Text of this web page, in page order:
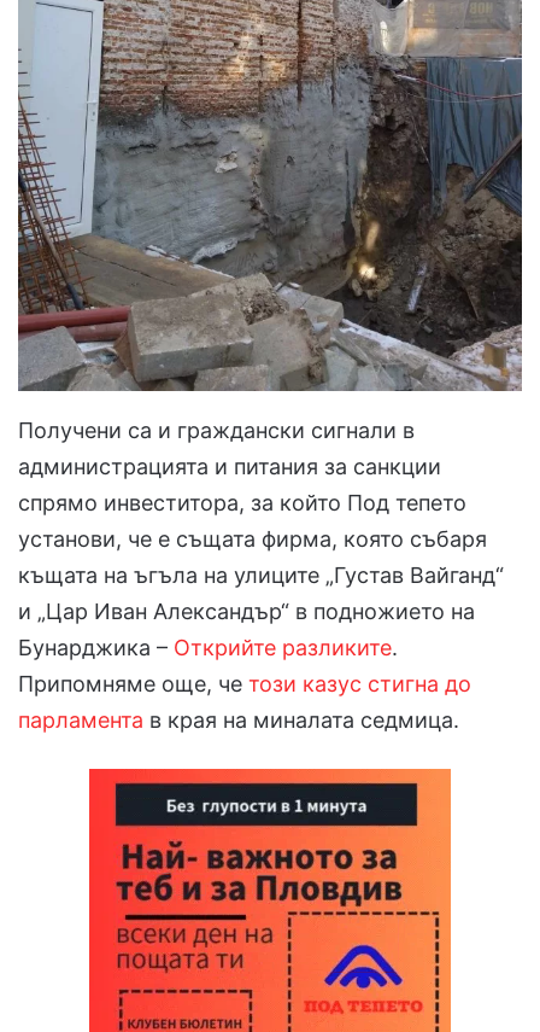
Получени са и граждански сигнали в
администрацията и питания за санкции
спрямо инвеститора, за който Под тепето
установи, че е същата фирма, която събаря
къщата на ъгъла на улиците „Густав Вайганд“
и „Цар Иван Александър“ в подножието на
Бунарджика – Открийте разликите.
Припомняме още, че този казус стигна до
парламента в края на миналата седмица.